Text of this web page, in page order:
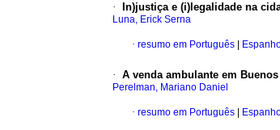
· In)justiça e (i)legalidade na
Luna, Erick Serna
· resumo em Português
· A venda ambulante em
Perelman, Mariano Daniel
· resumo em Português